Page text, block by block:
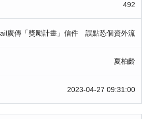
492
廣傳「獎勵計畫」信件 誤點恐個資外流
夏柏齡
2023-04-27 09:31:00